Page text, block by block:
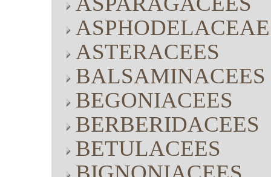
ASPHODELACEAE
ASTERACEES
BALSAMINACEES
BEGONIACEES
BERBERIDACEES
BETULACEES